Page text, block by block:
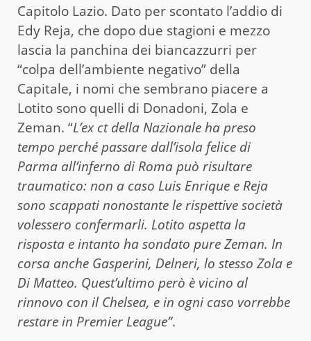
Capitolo Lazio. Dato per scontato l’addio di
Edy Reja, che dopo due stagioni e mezzo
lascia la panchina dei biancazzurri per
“colpa dell’ambiente negativo” della
Capitale, i nomi che sembrano piacere a
Lotito sono quelli di Donadoni, Zola e
Zeman. “L’ex ct della Nazionale ha preso
tempo perché passare dall’isola felice di
Parma all’inferno di Roma può risultare
traumatico: non a caso Luis Enrique e Reja
sono scappati nonostante le rispettive società
volessero confermarli. Lotito aspetta la
risposta e intanto ha sondato pure Zeman. In
corsa anche Gasperini, Delneri, lo stesso Zola e
Di Matteo. Quest’ultimo però è vicino al
rinnovo con il Chelsea, e in ogni caso vorrebbe
restare in Premier League”.